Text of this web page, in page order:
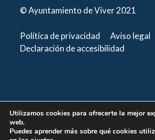
© Ayuntamiento de Viver 2021
Política de privacidad
Aviso legal
Declaración de accesibilidad
Utilizamos cookies para ofrecerte la mejor
web.
Puedes aprender más sobre qué cookies